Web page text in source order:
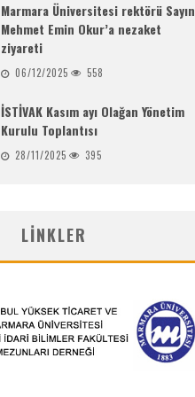
Marmara Üniversitesi rektörü Sayın
Mehmet Emin Okur’a nezaket
ziyareti
06/12/2025 558
İSTİVAK Kasım ayı Olağan Yönetim
Kurulu Toplantısı
28/11/2025 395
LINKLER